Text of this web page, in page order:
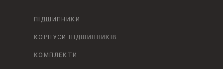
ПІДШИПНИКИ
КОРПУСИ ПІДШИПНИКІВ
КОМПЛЕКТИ